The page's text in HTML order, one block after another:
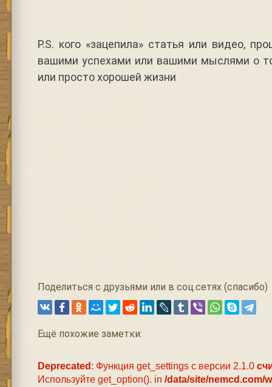
P.S. кого «зацепила» статья или видео,
вашими успехами или вашими мыслями о
или просто хорошей жизни
Поделиться с друзьями или в соц.сетях (спасибо)
Ещё похожие заметки:
Deprecated : Функция get_settings с версии 2.1.0
Используйте get_option(). in /data/site/nemcd.com/